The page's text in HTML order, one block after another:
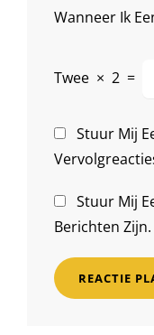
Wanneer Ik
Twee × 2 =
Stuur Mij
Stuur Mij
Berichten Zijn.